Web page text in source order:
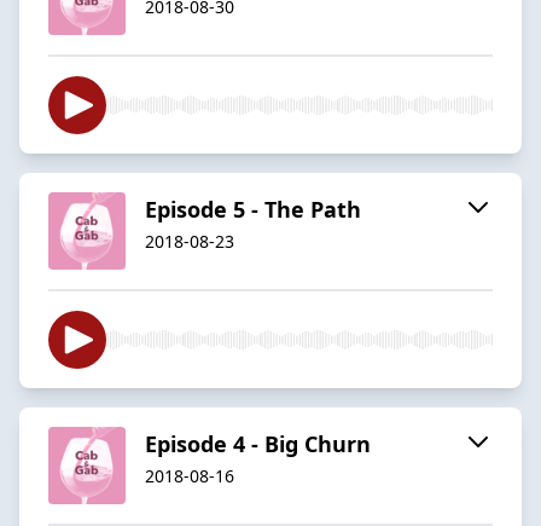
2018-08-30
Episode 5 - The Path
2018-08-23
Episode 4 - Big Churn
2018-08-16